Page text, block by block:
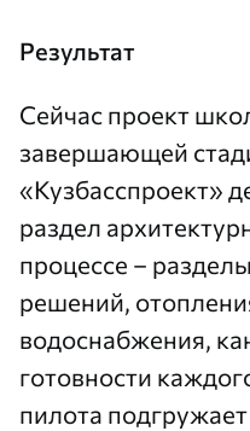
Результат
Сейчас проект
завершающей
«Кузбасспроект»
раздел
процессе –
решений,
водоснабжения,
готовности
пилота